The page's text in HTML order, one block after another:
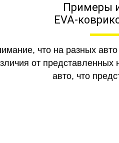
Примеры
EVA-
что на разных
от
авто, что